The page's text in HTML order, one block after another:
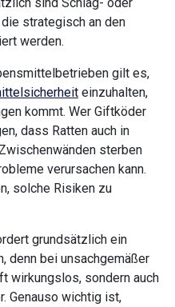
strategisch an den
werden.
gilt es,
einzuhalten,
kommt. Wer Giftköder
dass Ratten auch in
sterben
verursachen kann.
solche Risiken zu
grundsätzlich ein
denn bei unsachgemäßer
wirkungslos, sondern auch
Genauso wichtig ist,